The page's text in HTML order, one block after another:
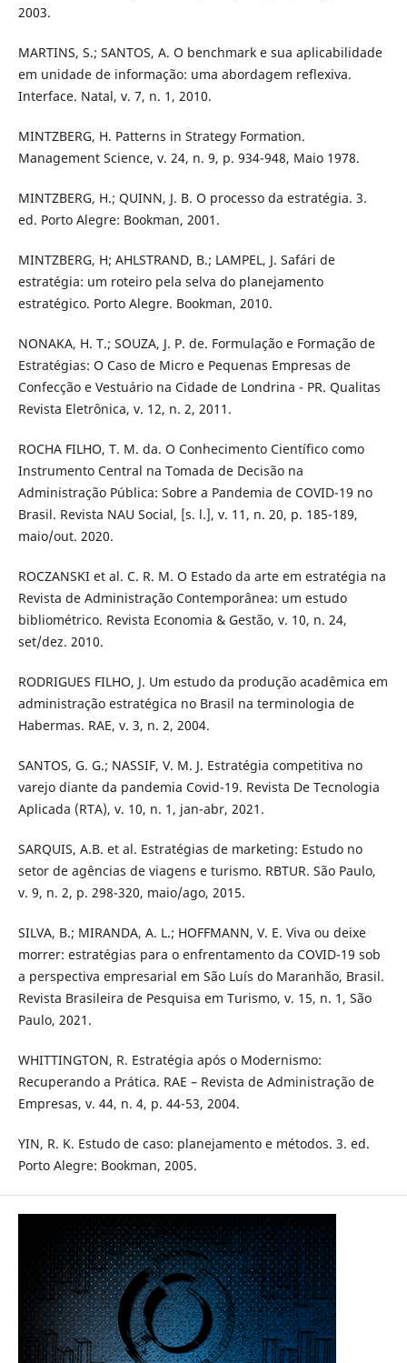
2003.
MARTINS, S.; SANTOS, A. O benchmark e sua aplicabilidade
em unidade de informação: uma abordagem reflexiva.
Interface. Natal, v. 7, n. 1, 2010.
MINTZBERG, H. Patterns in Strategy Formation.
Management Science, v. 24, n. 9, p. 934-948, Maio 1978.
MINTZBERG, H.; QUINN, J. B. O processo da estratégia. 3.
ed. Porto Alegre: Bookman, 2001.
MINTZBERG, H; AHLSTRAND, B.; LAMPEL, J. Safári de
estratégia: um roteiro pela selva do planejamento
estratégico. Porto Alegre. Bookman, 2010.
NONAKA, H. T.; SOUZA, J. P. de. Formulação e Formação de
Estratégias: O Caso de Micro e Pequenas Empresas de
Confecção e Vestuário na Cidade de Londrina - PR. Qualitas
Revista Eletrônica, v. 12, n. 2, 2011.
ROCHA FILHO, T. M. da. O Conhecimento Científico como
Instrumento Central na Tomada de Decisão na
Administração Pública: Sobre a Pandemia de COVID-19 no
Brasil. Revista NAU Social, [s. l.], v. 11, n. 20, p. 185-189,
maio/out. 2020.
ROCZANSKI et al. C. R. M. O Estado da arte em estratégia na
Revista de Administração Contemporânea: um estudo
bibliométrico. Revista Economia & Gestão, v. 10, n. 24,
set/dez. 2010.
RODRIGUES FILHO, J. Um estudo da produção acadêmica em
administração estratégica no Brasil na terminologia de
Habermas. RAE, v. 3, n. 2, 2004.
SANTOS, G. G.; NASSIF, V. M. J. Estratégia competitiva no
varejo diante da pandemia Covid-19. Revista De Tecnologia
Aplicada (RTA), v. 10, n. 1, jan-abr, 2021.
SARQUIS, A.B. et al. Estratégias de marketing: Estudo no
setor de agências de viagens e turismo. RBTUR. São Paulo,
v. 9, n. 2, p. 298-320, maio/ago, 2015.
SILVA, B.; MIRANDA, A. L.; HOFFMANN, V. E. Viva ou deixe
morrer: estratégias para o enfrentamento da COVID-19 sob
a perspectiva empresarial em São Luís do Maranhão, Brasil.
Revista Brasileira de Pesquisa em Turismo, v. 15, n. 1, São
Paulo, 2021.
WHITTINGTON, R. Estratégia após o Modernismo:
Recuperando a Prática. RAE – Revista de Administração de
Empresas, v. 44, n. 4, p. 44-53, 2004.
YIN, R. K. Estudo de caso: planejamento e métodos. 3. ed.
Porto Alegre: Bookman, 2005.